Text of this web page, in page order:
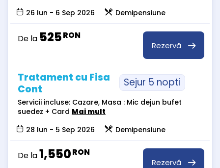
26 Iun - 6 Sep 2026
Demipensiune
De la 525RON
Rezervă
Tratament cu Fisa
Cont
Sejur 5 nopti
Servicii incluse: Cazare, Masa : Mic dejun bufet
suedez + Card Mai mult
28 Iun - 5 Sep 2026
Demipensiune
De la1,550RON
Rezervă